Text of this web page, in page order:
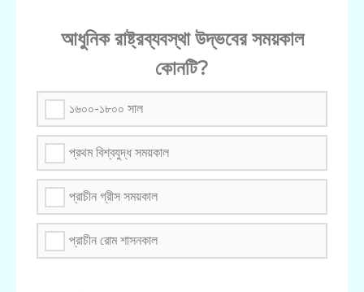
আধুনিক রাষ্ট্রব্যবস্থা উদ্ভবের সময়কাল
কোনটি?
১৬০০-১৮০০ সাল
প্রথম বিশ্বযুদ্ধ সময়কাল
প্রাচীন গ্রীস সময়কাল
প্রাচীন রোম শাসনকাল